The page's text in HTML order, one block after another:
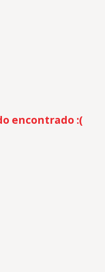
encontrado :(